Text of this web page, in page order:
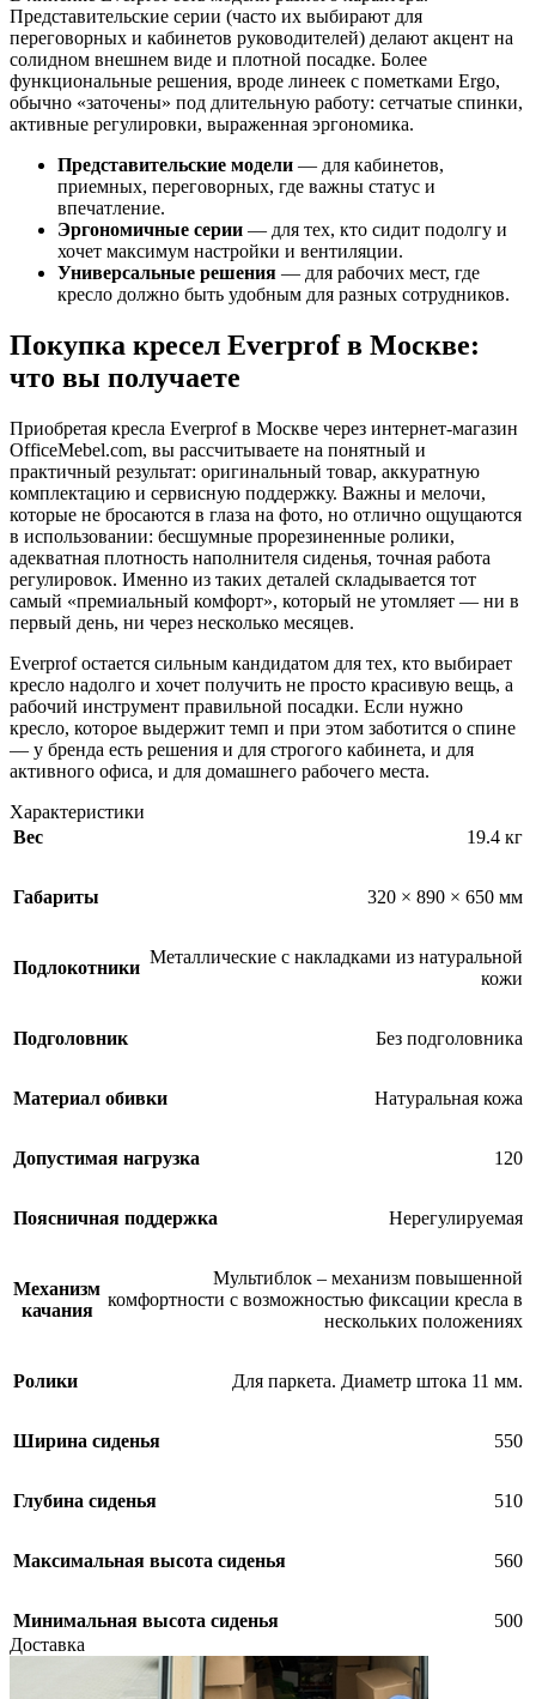
Представительские серии (часто их выбирают для
переговорных и кабинетов руководителей) делают акцент на
солидном внешнем виде и плотной посадке. Более
функциональные решения, вроде линеек с пометками Ergo,
обычно «заточены» под длительную работу: сетчатые спинки,
активные регулировки, выраженная эргономика.
Представительские модели — для кабинетов,
приемных, переговорных, где важны статус и
впечатление.
Эргономичные серии — для тех, кто сидит подолгу и
хочет максимум настройки и вентиляции.
Универсальные решения — для рабочих мест, где
кресло должно быть удобным для разных сотрудников.
Покупка кресел Everprof в Москве:
что вы получаете
Приобретая кресла Everprof в Москве через интернет-магазин
OfficeMebel.com, вы рассчитываете на понятный и
практичный результат: оригинальный товар, аккуратную
комплектацию и сервисную поддержку. Важны и мелочи,
которые не бросаются в глаза на фото, но отлично ощущаются
в использовании: бесшумные прорезиненные ролики,
адекватная плотность наполнителя сиденья, точная работа
регулировок. Именно из таких деталей складывается тот
самый «премиальный комфорт», который не утомляет — ни в
первый день, ни через несколько месяцев.
Everprof остается сильным кандидатом для тех, кто выбирает
кресло надолго и хочет получить не просто красивую вещь, а
рабочий инструмент правильной посадки. Если нужно
кресло, которое выдержит темп и при этом заботится о спине
— у бренда есть решения и для строгого кабинета, и для
активного офиса, и для домашнего рабочего места.
Характеристики
Вес
19.4 кг
Габариты 320 × 890 × 650 мм
Подлокотники
Металлические с накладками из натуральной
кожи
Подголовник Без подголовника
Материал обивки Натуральная кожа
Допустимая нагрузка 120
Поясничная поддержка Нерегулируемая
Механизм
качания
Мультиблок – механизм повышенной
комфортности с возможностью фиксации кресла в
нескольких положениях
Ролики Для паркета. Диаметр штока 11 мм.
Ширина сиденья 550
Глубина сиденья 510
Максимальная высота сиденья 560
Минимальная высота сиденья
500
Доставка